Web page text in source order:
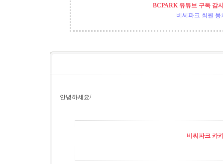
BCPARK 유튜브 구독 감
비씨파크 회원 뭉
안녕하세요/
비씨파크 카